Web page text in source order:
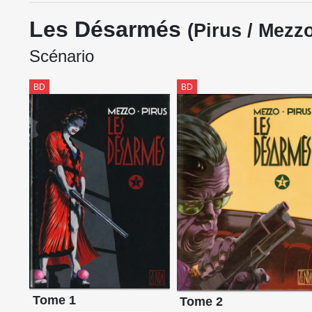
Les Désarmés (Pirus /
Scénario
BD
Tome 1
BD
Tome 2